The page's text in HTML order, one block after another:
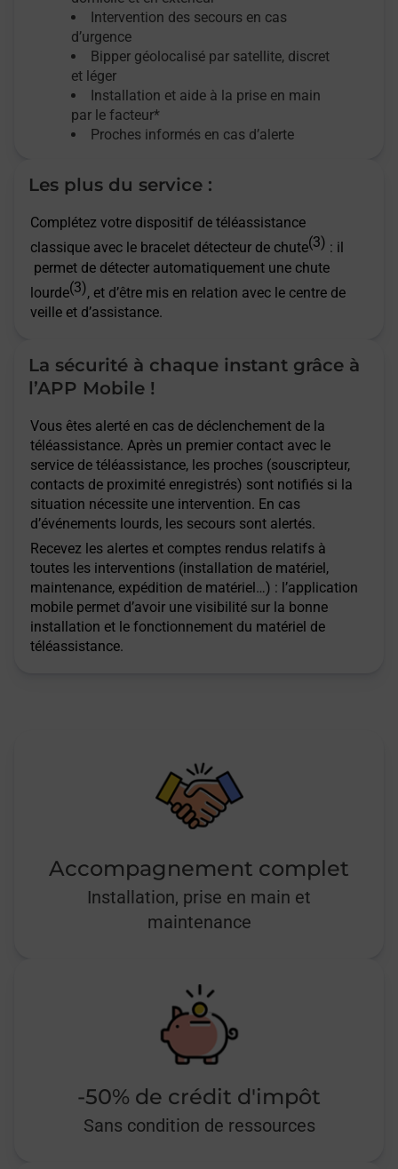
Intervention des secours en cas
d’urgence
Bipper géolocalisé par satellite, discret
et léger
Installation et aide à la prise en main
par le facteur*
Proches informés en cas d’alerte
Les plus du service :
Complétez votre dispositif de téléassistance
classique avec le bracelet détecteur de chute(3) : il
permet de détecter automatiquement une chute
lourde(3), et d’être mis en relation avec le centre de
veille et d’assistance.
La sécurité à chaque instant grâce à
l’APP Mobile !
Vous êtes alerté en cas de déclenchement de la
téléassistance. Après un premier contact avec le
service de téléassistance, les proches (souscripteur,
contacts de proximité enregistrés) sont notifiés si la
situation nécessite une intervention. En cas
d’événements lourds, les secours sont alertés.
Recevez les alertes et comptes rendus relatifs à
toutes les interventions (installation de matériel,
maintenance, expédition de matériel…) : l’application
mobile permet d’avoir une visibilité sur la bonne
installation et le fonctionnement du matériel de
téléassistance.
Accompagnement complet
Installation, prise en main et
maintenance
-50% de crédit d'impôt
Sans condition de ressources